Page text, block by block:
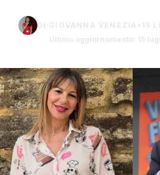
DI GIOVANNA VENEZIA • 15
Ultimo aggiornamento: 15